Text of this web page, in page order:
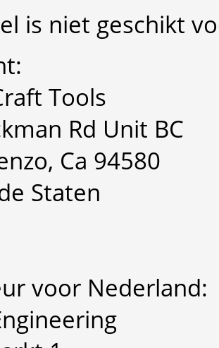
is niet geschikt
Tools
Rd Unit BC
Ca 94580
Staten
voor Nederland: